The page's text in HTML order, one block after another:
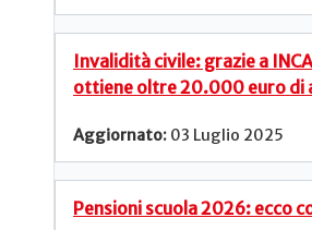
Invalidità civile: grazie a
ottiene oltre 20.000 euro di
03 Luglio 2025
Pensioni scuola 2026: ecco